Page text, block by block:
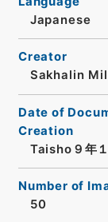
Japanese
Creator
Sakhalin
Date of
Creation
Taisho９年
Number of
50